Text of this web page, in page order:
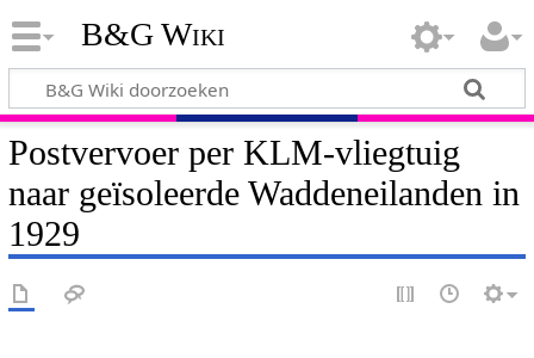
B&G Wiki
Postvervoer per KLM-vliegtuig
naar geïsoleerde Waddeneilanden in
1929